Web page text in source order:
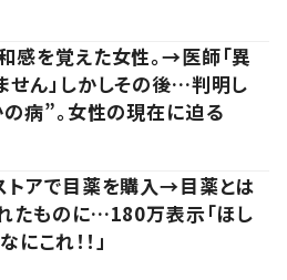
感を覚えた女性。→医師「異
せん」しかしその後…判明し
病”。女性の現在に迫る
トアで目薬を購入→目薬とは
たものに…180万表示「ほし
にこれ！！」